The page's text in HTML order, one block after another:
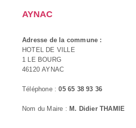
AYNAC
Adresse de la commune :
HOTEL DE VILLE
1 LE BOURG
46120 AYNAC
Téléphone :05 65 38 93 36
Nom du Maire : M. Didier THAMIE